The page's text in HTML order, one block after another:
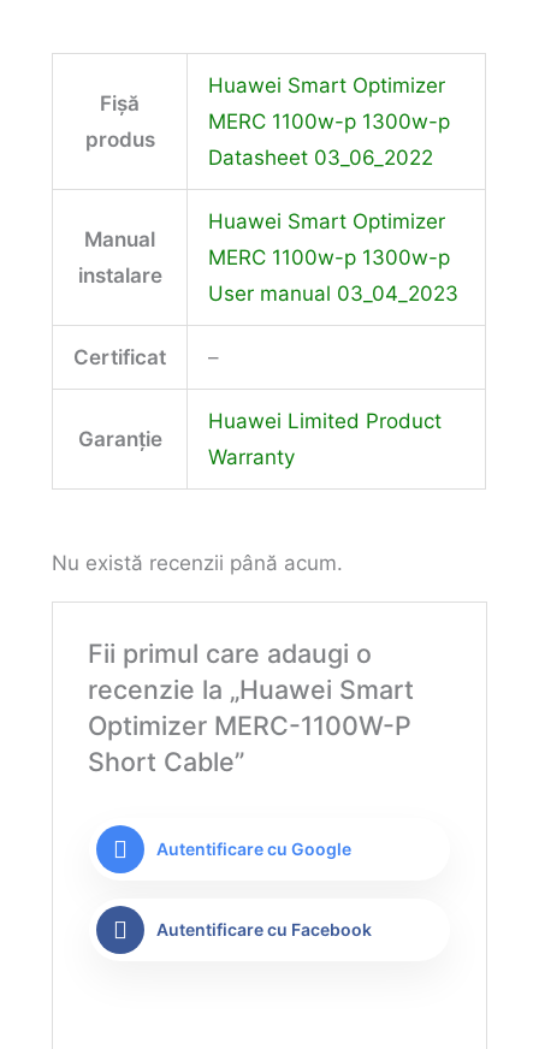
Fișă
produs
Huawei Smart Optimizer
MERC 1100w-p 1300w-p
Datasheet 03_06_2022
Manual
instalare
Huawei Smart Optimizer
MERC 1100w-p 1300w-p
User manual 03_04_2023
Certificat –
Garanție
Huawei Limited Product
Warranty
Nu există recenzii până acum.
Fii primul care adaugi o
recenzie la „Huawei Smart
Optimizer MERC-1100W-P
Short Cable”
Autentificare cu Google
Autentificare cu Facebook